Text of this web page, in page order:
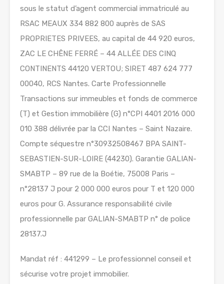
sous le statut d’agent commercial immatriculé au
RSAC MEAUX 334 882 800 auprès de SAS
PROPRIETES PRIVEES, au capital de 44 920 euros,
ZAC LE CHÊNE FERRÉ – 44 ALLÉE DES CINQ
CONTINENTS 44120 VERTOU; SIRET 487 624 777
00040, RCS Nantes. Carte Professionnelle
Transactions sur immeubles et fonds de commerce
(T) et Gestion immobilière (G) n°CPI 4401 2016 000
010 388 délivrée par la CCI Nantes – Saint Nazaire.
Compte séquestre n°30932508467 BPA SAINT-
SEBASTIEN-SUR-LOIRE (44230). Garantie GALIAN-
SMABTP – 89 rue de la Boétie, 75008 Paris –
n°28137 J pour 2 000 000 euros pour T et 120 000
euros pour G. Assurance responsabilité civile
professionnelle par GALIAN-SMABTP n° de police
28137.J
Mandat réf : 441299 – Le professionnel conseil et
sécurise votre projet immobilier.